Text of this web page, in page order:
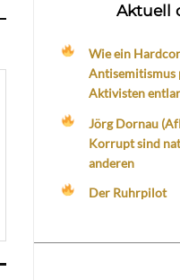
Aktuell
Wie ein
Antisemitismus
Aktivisten
Jörg Dornau
Korrupt sind
anderen
Der Ruhrpilot